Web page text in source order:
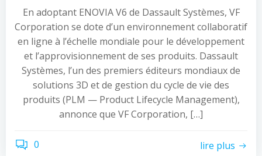
En adoptant ENOVIA V6 de Dassault Systèmes, VF
Corporation se dote d’un environnement collaboratif
en ligne à l’échelle mondiale pour le développement
et l’approvisionnement de ses produits. Dassault
Systèmes, l’un des premiers éditeurs mondiaux de
solutions 3D et de gestion du cycle de vie des
produits (PLM — Product Lifecycle Management),
annonce que VF Corporation, […]
0 lire plus